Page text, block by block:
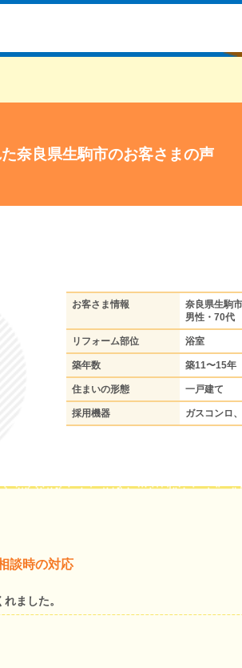
奈良県生駒市のお客さまの声
お客さま情報
奈良県生駒市
男性・70代
リフォーム部位 浴室
築年数 築11〜15年
住まいの形態 一戸建て
採用機器 ガスコンロ
談時の対応
ました。